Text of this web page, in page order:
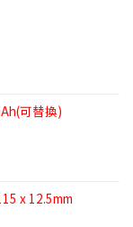
可替換)
x 12.5mm